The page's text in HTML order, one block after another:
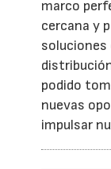
marco
cercana y
podido
nuevas
impulsar